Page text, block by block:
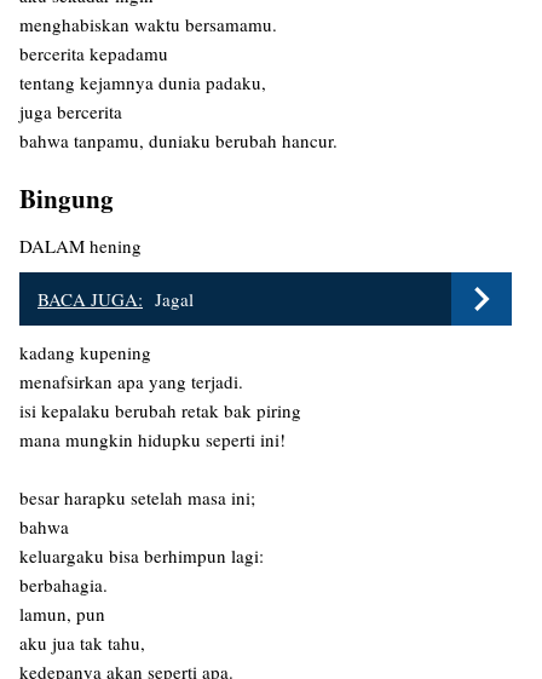
menghabiskan waktu bersamamu.
bercerita kepadamu
tentang kejamnya dunia padaku,
juga bercerita
bahwa tanpamu, duniaku berubah hancur.
Bingung
DALAM hening
BACA JUGA: Jagal
kadang kupening
menafsirkan apa yang terjadi.
isi kepalaku berubah retak bak piring
mana mungkin hidupku seperti ini!
besar harapku setelah masa ini;
bahwa
keluargaku bisa berhimpun lagi:
berbahagia.
lamun, pun
aku jua tak tahu,
kedepanya akan seperti apa.